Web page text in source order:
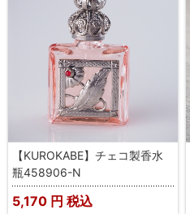
【KUROKABE】チェコ製香水
瓶458906-N
5,170 円 税込